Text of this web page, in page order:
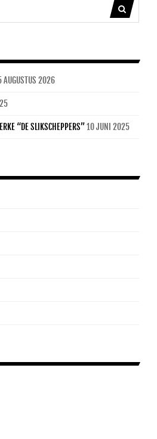
AUGUSTUS 2026
“DE SLIKSCHEPPERS”10 JUNI 2025